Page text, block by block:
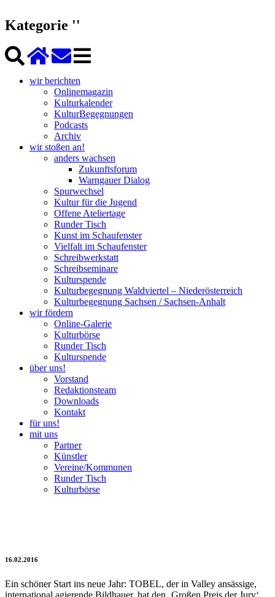
Kategorie ''
wir berichten
Onlinemagazin
Kulturkalender
KulturBegegnungen
Podcasts
Archiv
wir stoßen an!
anders wachsen
Zukunftsforum
Warngauer Dialog
Spurwechsel
Kultur für die Jugend
Offene Ateliertage
Runder Tisch
Kunst im Schaufenster
Vielfalt im Schaufenster
Schreibwerkstatt
Schreibseminare
Kulturspende
Kulturbegegnung Waldviertel – Niederösterreich
Kulturbegegnung Sachsen / Sachsen-Anhalt
wir fördern
Online-Galerie
Kulturbörse
Runder Tisch
Kulturspende
über uns!
Vorstand
Redaktionsteam
Downloads
Kontakt
für uns!
mit uns
Partner
Künstler
Vereine/Kommunen
Runder Tisch
Kulturbörse
16.02.2016
Ein schöner Start ins neue Jahr: TOBEL, der in Valley ansässige,
international agierende Bildhauer, hat den ‚Großen Preis der Jury‘